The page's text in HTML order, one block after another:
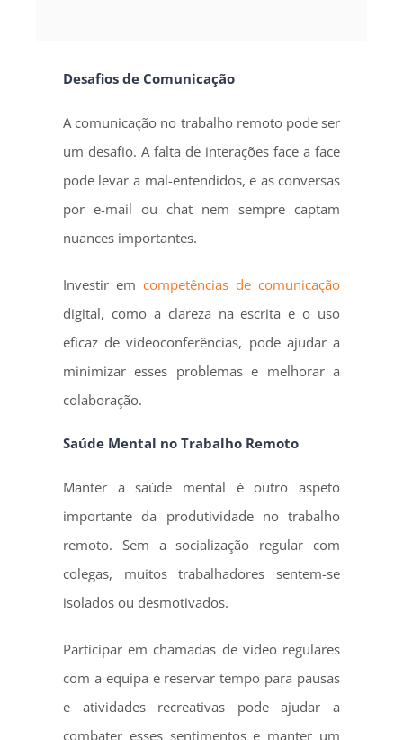
Desafios de Comunicação
A comunicação no trabalho remoto pode ser
um desafio. A falta de interações face a face
pode levar a mal-entendidos, e as conversas
por e-mail ou chat nem sempre captam
nuances importantes.
Investir em competências de comunicação
digital, como a clareza na escrita e o uso
eficaz de videoconferências, pode ajudar a
minimizar esses problemas e melhorar a
colaboração.
Saúde Mental no Trabalho Remoto
Manter a saúde mental é outro aspeto
importante da produtividade no trabalho
remoto. Sem a socialização regular com
colegas, muitos trabalhadores sentem-se
isolados ou desmotivados.
Participar em chamadas de vídeo regulares
com a equipa e reservar tempo para pausas
e atividades recreativas pode ajudar a
combater esses sentimentos e manter um